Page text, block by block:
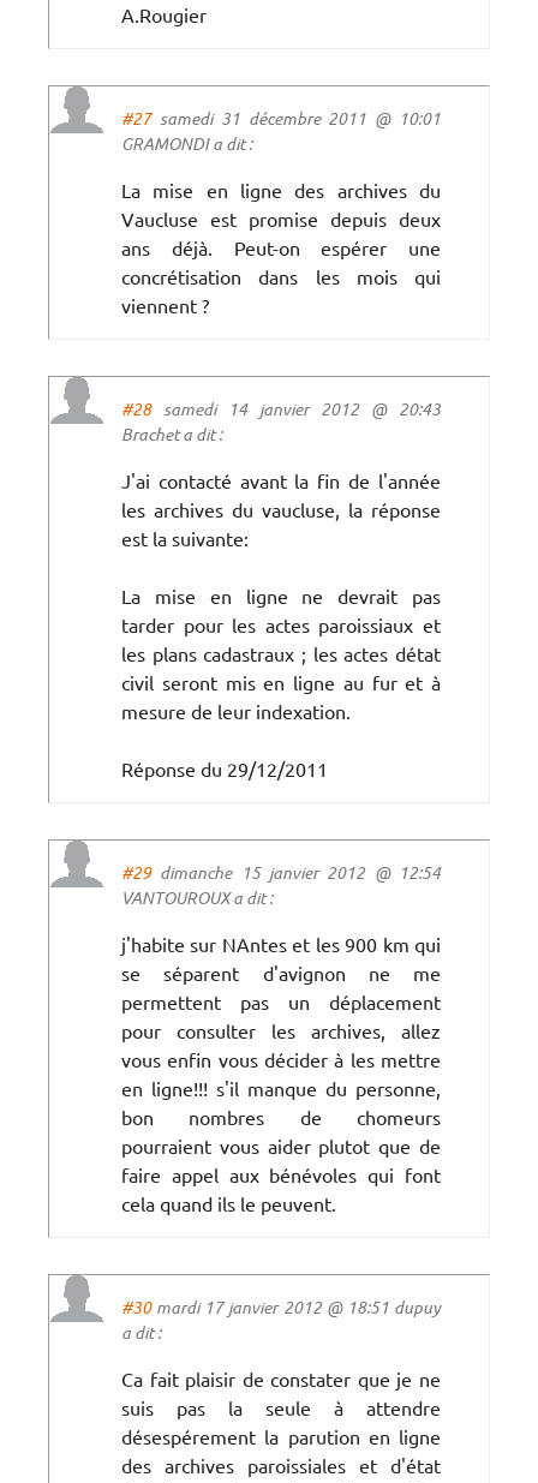
A.Rougier
#27samedi 31 décembre 2011 @ 10:01
GRAMONDI a dit :
La mise en ligne des archives du
Vaucluse est promise depuis deux
ans déjà. Peut-on espérer une
concrétisation dans les mois qui
viennent ?
#28samedi 14 janvier 2012 @ 20:43
Brachet a dit :
J'ai contacté avant la fin de l'année
les archives du vaucluse, la réponse
est la suivante:
La mise en ligne ne devrait pas
tarder pour les actes paroissiaux et
les plans cadastraux ; les actes détat
civil seront mis en ligne au fur et à
mesure de leur indexation.
Réponse du 29/12/2011
#29dimanche 15 janvier 2012 @ 12:54
VANTOUROUX a dit :
j'habite sur NAntes et les 900 km qui
se séparent d'avignon ne me
permettent pas un déplacement
pour consulter les archives, allez
vous enfin vous décider à les mettre
en ligne!!! s'il manque du personne,
bon nombres de chomeurs
pourraient vous aider plutot que de
faire appel aux bénévoles qui font
cela quand ils le peuvent.
#30mardi 17 janvier 2012 @ 18:51 dupuy
a dit :
Ca fait plaisir de constater que je ne
suis pas la seule à attendre
désespérement la parution en ligne
des archives paroissiales et d'état